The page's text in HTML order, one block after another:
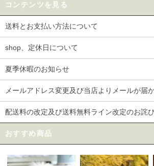
コンテンツを見る
送料とお支払い方法について
shop、定休日について
夏季休暇のお知らせ
メールアドレス変更及び当店よりメールが届
配送料の改定及び送料無料ライン改定のお詫
おすすめ商品